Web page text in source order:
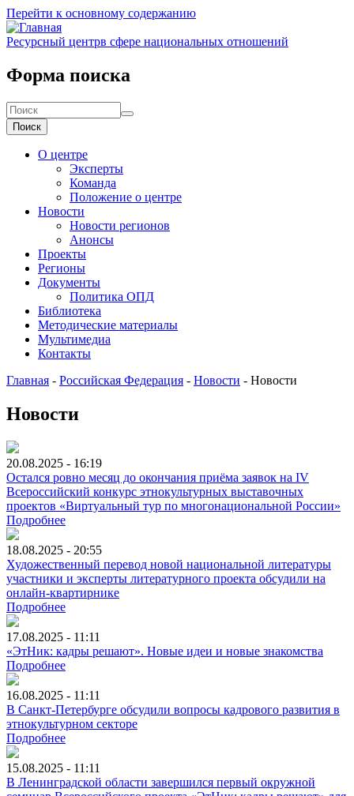
Перейти к основному содержанию
Ресурсный центрв сфере национальных отношений
Форма поиска
Поиск
О центре
Эксперты
Команда
Положение о центре
Новости
Новости регионов
Анонсы
Проекты
Регионы
Документы
Политика ОПД
Библиотека
Методические материалы
Мультимедиа
Контакты
Главная - Российская Федерация - Новости - Новости
Новости
20.08.2025 - 16:19
Остался ровно месяц до окончания приёма заявок на IV
Всероссийский конкурс этнокультурных выставочных
проектов «Виртуальный тур по многонациональной России»
Подробнее
18.08.2025 - 20:55
Художественный перевод новой национальной литературы
участники и эксперты литературного проекта обсудили на
онлайн-квартирнике
Подробнее
17.08.2025 - 11:11
«ЭтНик: кадры решают». Новые идеи и новые знакомства
Подробнее
16.08.2025 - 11:11
В Санкт-Петербурге обсудили вопросы кадрового развития в
этнокультурном секторе
Подробнее
15.08.2025 - 11:11
В Ленинградской области завершился первый окружной